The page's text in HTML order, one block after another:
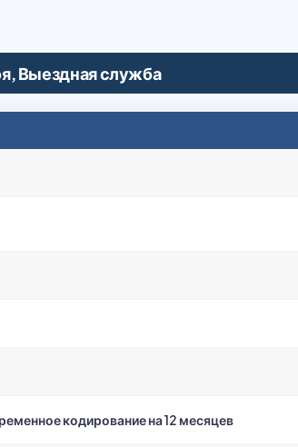
Выездная служба
кодирование на 12 месяцев